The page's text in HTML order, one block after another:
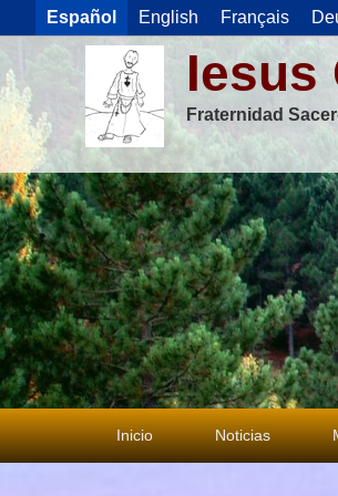
Español English Français
Iesus
Fraternidad
Menú
principal
Inicio Noticias